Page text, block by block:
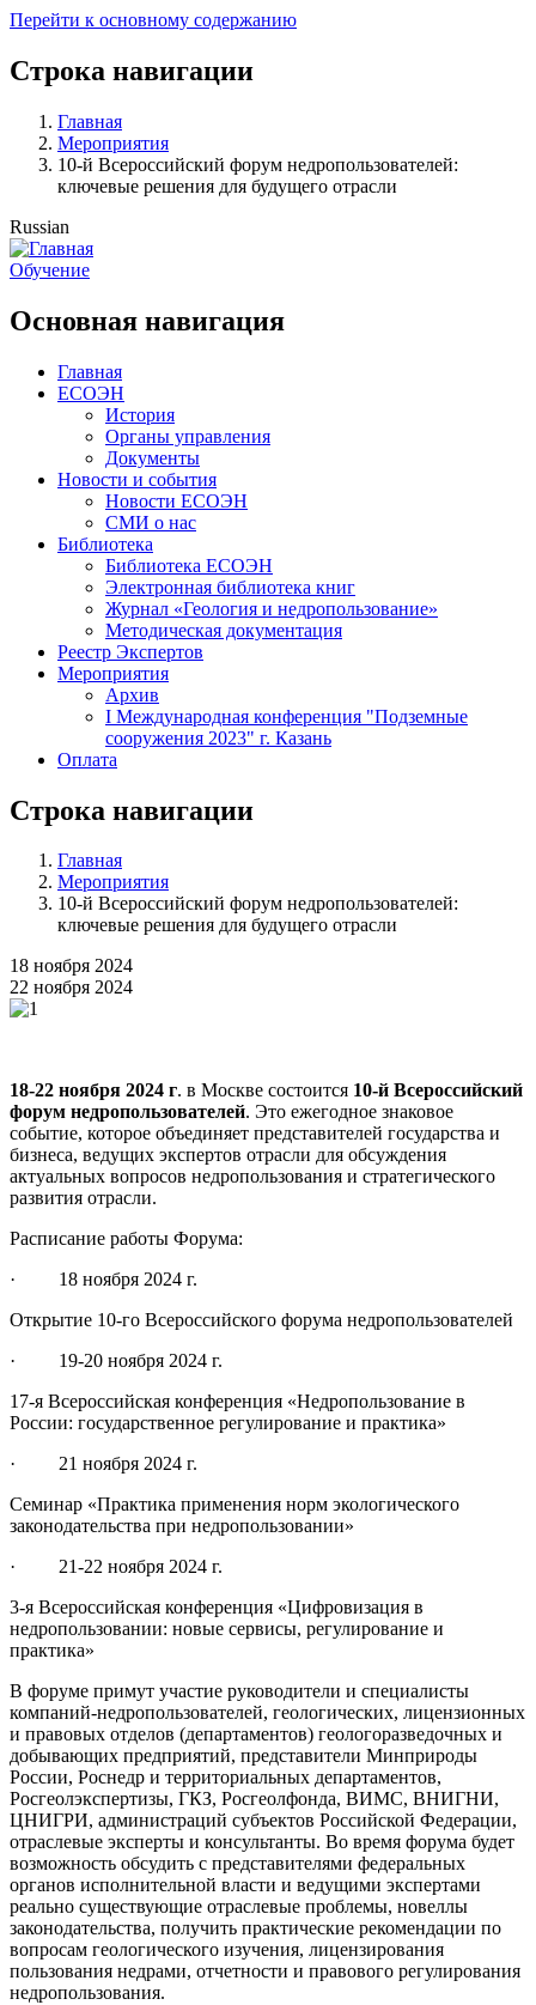
Перейти к основному содержанию
Строка навигации
Главная
Мероприятия
10-й Всероссийский форум недропользователей:
ключевые решения для будущего отрасли
Russian
Обучение
Основная навигация
Главная
ЕСОЭН
История
Органы управления
Документы
Новости и события
Новости ЕСОЭН
СМИ о нас
Библиотека
Библиотека ЕСОЭН
Электронная библиотека книг
Журнал «Геология и недропользование»
Методическая документация
Реестр Экспертов
Мероприятия
Архив
I Международная конференция "Подземные
сооружения 2023" г. Казань
Оплата
Строка навигации
Главная
Мероприятия
10-й Всероссийский форум недропользователей:
ключевые решения для будущего отрасли
18 ноября 2024
22 ноября 2024
18-22 ноября 2024 г. в Москве состоится 10-й Всероссийский
форум недропользователей. Это ежегодное знаковое
событие, которое объединяет представителей государства и
бизнеса, ведущих экспертов отрасли для обсуждения
актуальных вопросов недропользования и стратегического
развития отрасли.
Расписание работы Форума:
·
18 ноября 2024 г.
Открытие 10-го Всероссийского форума недропользователей
·
19-20 ноября 2024 г.
17-я Всероссийская конференция «Недропользование в
России: государственное регулирование и практика»
·
21 ноября 2024 г.
Семинар «Практика применения норм экологического
законодательства при недропользовании»
·
21-22 ноября 2024 г.
3-я Всероссийская конференция «Цифровизация в
недропользовании: новые сервисы, регулирование и
практика»
В форуме примут участие руководители и специалисты
компаний-недропользователей, геологических, лицензионных
и правовых отделов (департаментов) геологоразведочных и
добывающих предприятий, представители Минприроды
России, Роснедр и территориальных департаментов,
Росгеолэкспертизы, ГКЗ, Росгеолфонда, ВИМС, ВНИГНИ,
ЦНИГРИ, администраций субъектов Российской Федерации,
отраслевые эксперты и консультанты. Во время форума будет
возможность обсудить с представителями федеральных
органов исполнительной власти и ведущими экспертами
реально существующие отраслевые проблемы, новеллы
законодательства, получить практические рекомендации по
вопросам геологического изучения, лицензирования
пользования недрами, отчетности и правового регулирования
недропользования.